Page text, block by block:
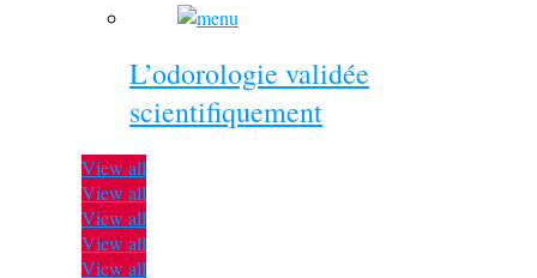
L’odorologie validée
scientifiquement
View all
View all
View all
View all
View all